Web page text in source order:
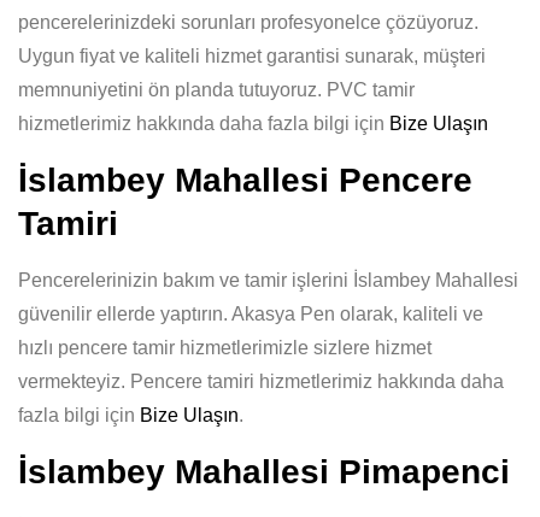
pencerelerinizdeki sorunları profesyonelce çözüyoruz.
Uygun fiyat ve kaliteli hizmet garantisi sunarak, müşteri
memnuniyetini ön planda tutuyoruz. PVC tamir
hizmetlerimiz hakkında daha fazla bilgi için Bize Ulaşın
İslambey Mahallesi Pencere
Tamiri
Pencerelerinizin bakım ve tamir işlerini İslambey Mahallesi
güvenilir ellerde yaptırın. Akasya Pen olarak, kaliteli ve
hızlı pencere tamir hizmetlerimizle sizlere hizmet
vermekteyiz. Pencere tamiri hizmetlerimiz hakkında daha
fazla bilgi için Bize Ulaşın.
İslambey Mahallesi Pimapenci